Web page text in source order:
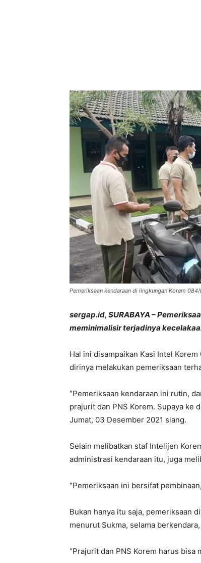
Pemeriksaan kendaraan di lingkungan Korem
sergap.id, SURABAYA –
meminimalisir terjadinya
Hal ini disampaikan Kasi Intel
dirinya melakukan pemeriksaan
“Pemeriksaan kendaraan ini rutin,
prajurit dan PNS Korem. Supaya ke
Jumat, 03 Desember 2021 siang.
Selain melibatkan staf Intelijen
administrasi kendaraan itu, juga
“Pemeriksaan ini bersifat
Bukan hanya itu saja, pemeriksaan
menurut Sukma, selama
“Prajurit dan PNS Korem harus bisa